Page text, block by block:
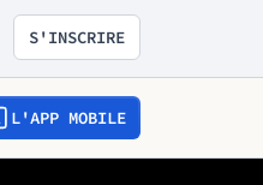
S'INSCRIRE
L'APP MOBILE